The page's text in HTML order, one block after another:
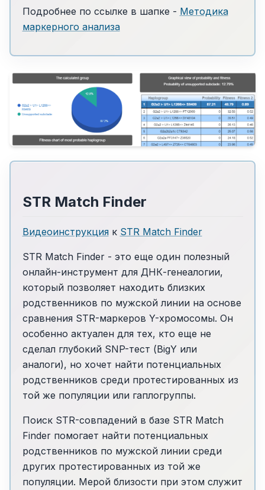
Подробнее по ссылке в шапке - Методика
маркерного анализа
STR Match Finder
Видеоинструкцияк STR Match Finder
STR Match Finder - это еще один полезный
онлайн-инструмент для ДНК-генеалогии,
который позволяет находить близких
родственников по мужской линии на основе
сравнения STR-маркеров Y-хромосомы. Он
особенно актуален для тех, кто еще не
сделал глубокий SNP-тест (BigY или
аналоги), но хочет найти потенциальных
родственников среди протестированных из
той же популяции или гаплогруппы.
Поиск STR-совпадений в базе STR Match
Finder помогает найти потенциальных
родственников по мужской линии среди
других протестированных из той же
популяции. Мерой близости при этом служит